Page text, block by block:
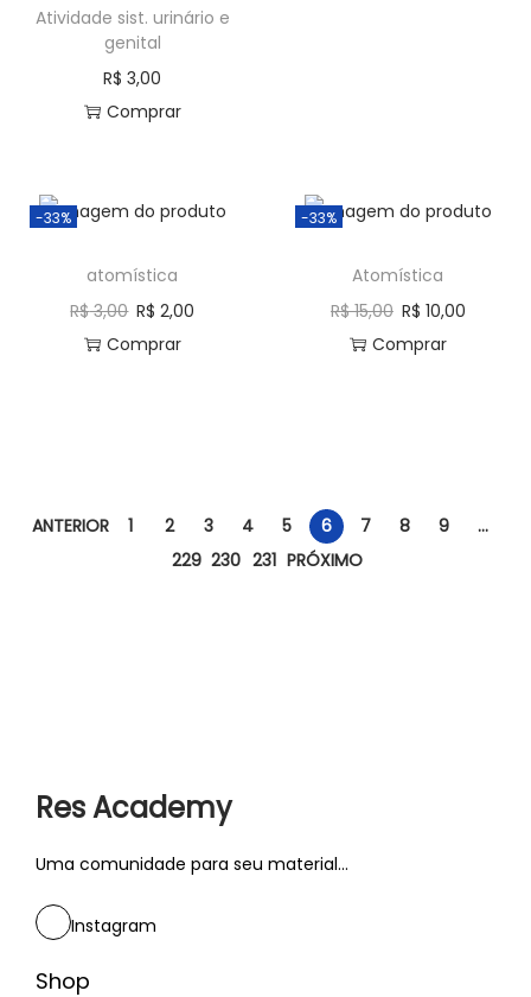
Atividade sist. urinário e
genital
R$ 3,00
Comprar
-33%
atomística
R$3,00 R$ 2,00
Comprar
-33%
Atomística
R$15,00 R$ 10,00
Comprar
ANTERIOR 1 2 3 4 5 6 7 8 9
…
229 230 231 PRÓXIMO
Res Academy
Uma comunidade para seu material...
Instagram
Shop